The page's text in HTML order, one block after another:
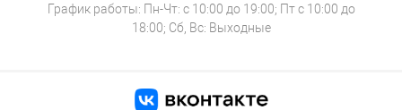
График работы: Пн-Чт: с 10:00 до 19:00; Пт с 10:00 до
18:00; Сб, Вс: Выходные